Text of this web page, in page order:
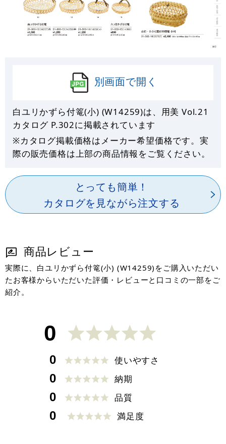
別画面で開く
白ユリかずら付篭(小) (W14259)は、用美 Vol.21
カタログ P.302に掲載されています
※カタログ掲載価格はメーカー希望価格です。実
際の販売価格は上部の商品情報をご覧ください。
とっても簡単！
カタログを見ながら注文する
商品レビュー
実際に、白ユリかずら付篭(小) (W14259)をご購入いただい
たお客様からいただいた評価・レビューと口コミの一部をご
紹介。
0
0 使いやすさ
0 納期
0 品質
0 満足度